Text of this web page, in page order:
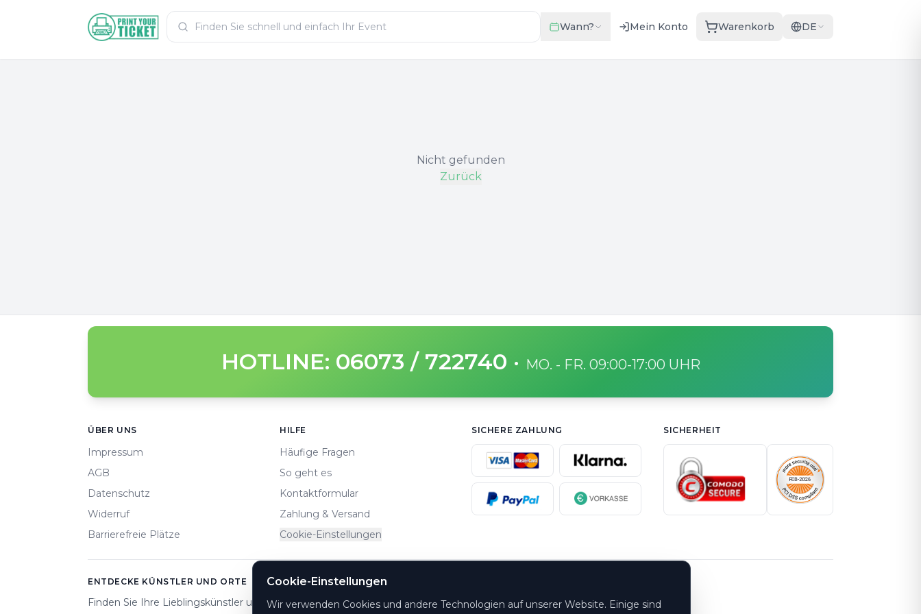
Zum HauptinhaltPrintYourTicket
Wann? Mein Konto Warenkorb DE
Nicht gefunden
Zurück
HOTLINE: 06073 / 722740 · MO. - FR. 09:00-17:00 UHR
ÜBER UNS
Impressum
AGB
Datenschutz
Widerruf
Barrierefreie Plätze
HILFE
Häufige Fragen
So geht es
Kontaktformular
Zahlung & Versand
Cookie-Einstellungen
SICHERE ZAHLUNG SICHERHEIT
ENTDECKE KÜNSTLER UND ORTE
Finden Sie Ihre Lieblingskünstler und Veranstaltungsorte.
Cookie-Einstellungen
Wir verwenden Cookies und andere Technologien auf unserer Website. Einige sind